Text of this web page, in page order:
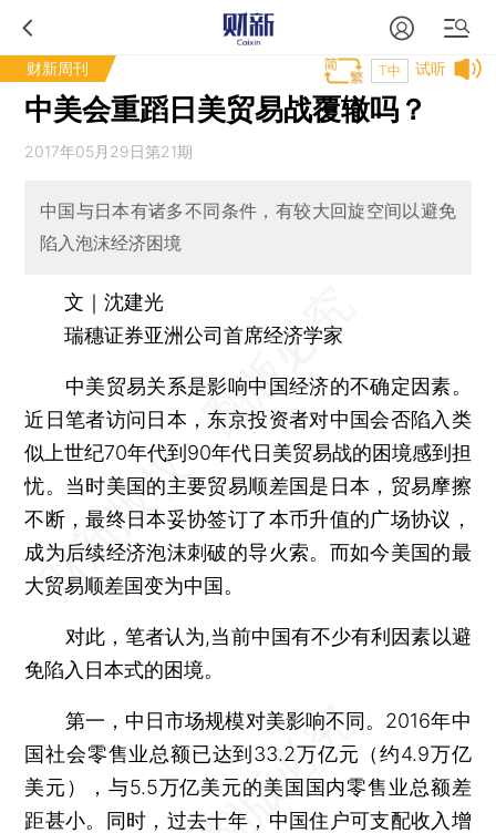
财新周刊 试听
T中
中美会重蹈日美贸易战覆辙吗？
2017年05月29日第21期
中国与日本有诸多不同条件，有较大回旋空间以避免
陷入泡沫经济困境
文｜沈建光
瑞穗证券亚洲公司首席经济学家
中美贸易关系是影响中国经济的不确定因素。
近日笔者访问日本，东京投资者对中国会否陷入类
似上世纪70年代到90年代日美贸易战的困境感到担
忧。当时美国的主要贸易顺差国是日本，贸易摩擦
不断，最终日本妥协签订了本币升值的广场协议，
成为后续经济泡沫刺破的导火索。而如今美国的最
大贸易顺差国变为中国。
对此，笔者认为,当前中国有不少有利因素以避
免陷入日本式的困境。
第一，中日市场规模对美影响不同。2016年中
国社会零售业总额已达到33.2万亿元（约4.9万亿
美元），与5.5万亿美元的美国国内零售业总额差
距甚小。同时，过去十年，中国住户可支配收入增